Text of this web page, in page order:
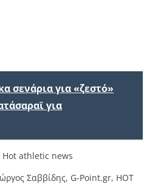
σενάρια για «ζεστό»
για
Hot athletic news
Σαββίδης, G-Point.gr, HOT